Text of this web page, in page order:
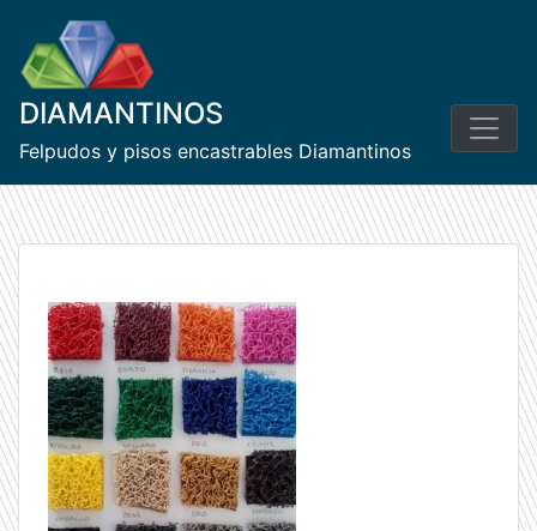
content
DIAMANTINOS
Felpudos y pisos encastrables Diamantinos